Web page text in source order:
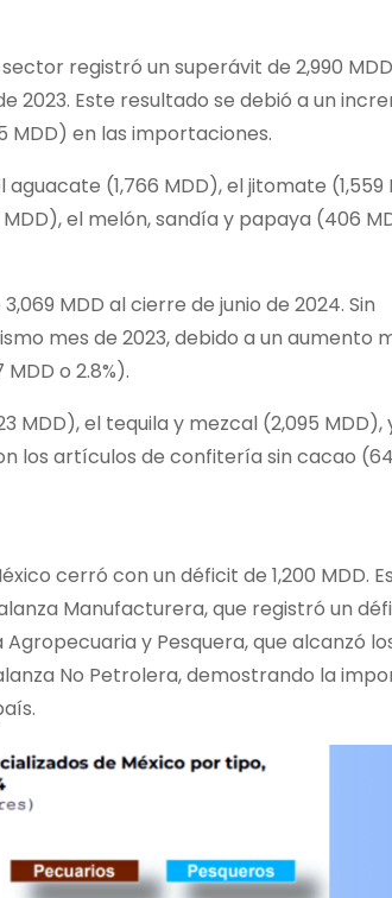
registró un superávit de 2,990
2023. Este resultado se debió a un
MDD) en las importaciones.
(1,766 MDD), el jitomate (1,559
el melón, sandía y papaya (406
MDD al cierre de junio de 2024. Sin
mes de 2023, debido a un aumento
o 2.8%).
MDD), el tequila y mezcal (2,095 MDD),
los artículos de confitería sin cacao
cerró con un déficit de 1,200 MDD.
Manufacturera, que registró un
y Pesquera, que alcanzó
No Petrolera, demostrando la